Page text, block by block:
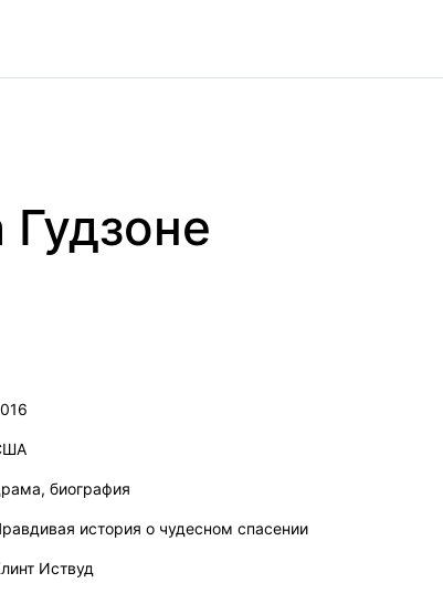
, биография
история о чудесном спасении
Иствуд